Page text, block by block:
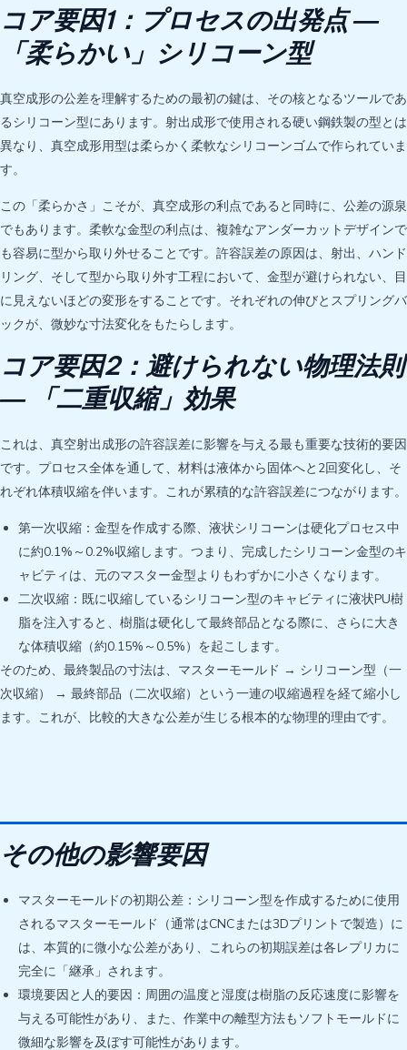
コア要因1：プロセスの出発点 ―
「柔らかい」シリコーン型
真空成形の公差を理解するための最初の鍵は、その核となるツールであ
るシリコーン型にあります。射出成形で使用される硬い鋼鉄製の型とは
異なり、真空成形用型は柔らかく柔軟なシリコーンゴムで作られていま
す。
この「柔らかさ」こそが、真空成形の利点であると同時に、公差の源泉
でもあります。柔軟な金型の利点は、複雑なアンダーカットデザインで
も容易に型から取り外せることです。許容誤差の原因は、射出、ハンド
リング、そして型から取り外す工程において、金型が避けられない、目
に見えないほどの変形をすることです。それぞれの伸びとスプリングバ
ックが、微妙な寸法変化をもたらします。
コア要因2：避けられない物理法則
― 「二重収縮」効果
これは、真空射出成形の許容誤差に影響を与える最も重要な技術的要因
です。プロセス全体を通して、材料は液体から固体へと2回変化し、そ
れぞれ体積収縮を伴います。これが累積的な許容誤差につながります。
第一次収縮：金型を作成する際、液状シリコーンは硬化プロセス中
に約0.1%～0.2%収縮します。つまり、完成したシリコーン金型のキ
ャビティは、元のマスター金型よりもわずかに小さくなります。
二次収縮：既に収縮しているシリコーン型のキャビティに液状PU樹
脂を注入すると、樹脂は硬化して最終部品となる際に、さらに大き
な体積収縮（約0.15%～0.5%）を起こします。
そのため、最終製品の寸法は、マスターモールド → シリコーン型（一
次収縮） → 最終部品（二次収縮）という一連の収縮過程を経て縮小し
ます。これが、比較的大きな公差が生じる根本的な物理的理由です。
その他の影響要因
マスターモールドの初期公差：シリコーン型を作成するために使用
されるマスターモールド（通常はCNCまたは3Dプリントで製造）に
は、本質的に微小な公差があり、これらの初期誤差は各レプリカに
完全に「継承」されます。
環境要因と人的要因：周囲の温度と湿度は樹脂の反応速度に影響を
与える可能性があり、また、作業中の離型方法もソフトモールドに
微細な影響を及ぼす可能性があります。